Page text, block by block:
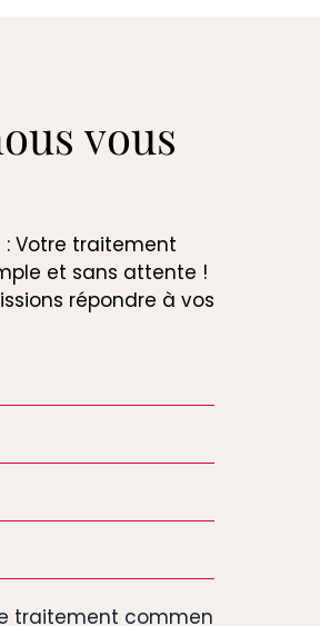
vous
: Votre traitement
et sans attente !
répondre à vos